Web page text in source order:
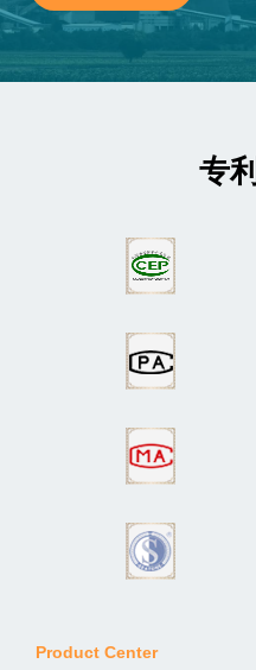
专
Product Center